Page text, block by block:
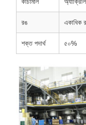
কাঁচামাল
রঙ একাধিক
শক্ত পদার্থ ৫০%